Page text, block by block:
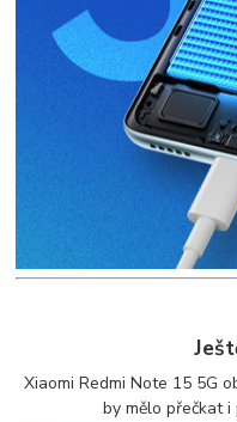
Xiaomi Redmi Note 15 5G
by mělo přečkat